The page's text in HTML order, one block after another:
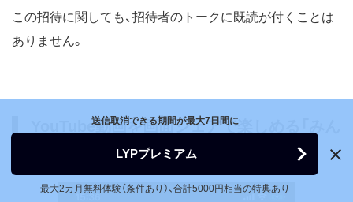
この招待に関しても、招待者のトークに既読が付くことは
ありません。
YouTube動画を画面シェアで楽しめる「みん
なで見る」モード
送信取消できる期間が最大7日間に
LYPプレミアム
最大2カ月無料体験（条件あり）、合計5000円相当の特典あり